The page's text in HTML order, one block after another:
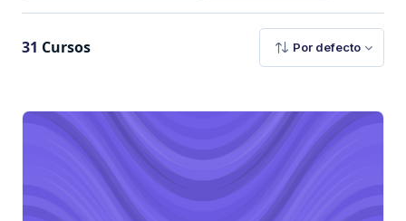
31 Cursos Por defecto